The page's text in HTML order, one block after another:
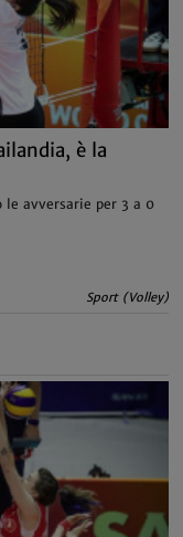
è la
le avversarie per 3 a 0
Sport (Volley)